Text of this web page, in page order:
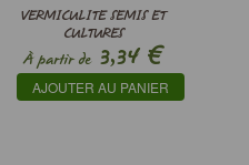
VERMICULITE SEMIS ET
CULTURES
À partir de3,34€
AJOUTER AU PANIER